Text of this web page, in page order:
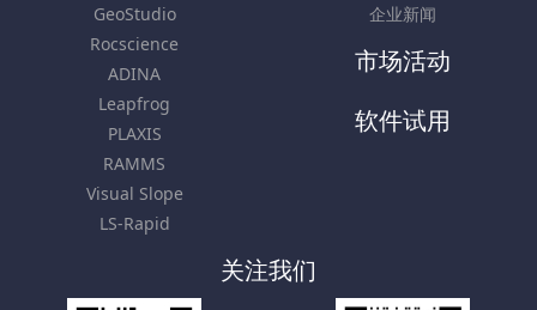
GeoStudio
Rocscience
ADINA
Leapfrog
PLAXIS
RAMMS
Visual Slope
LS-Rapid
企业新闻
市场活动
软件试用
关注我们